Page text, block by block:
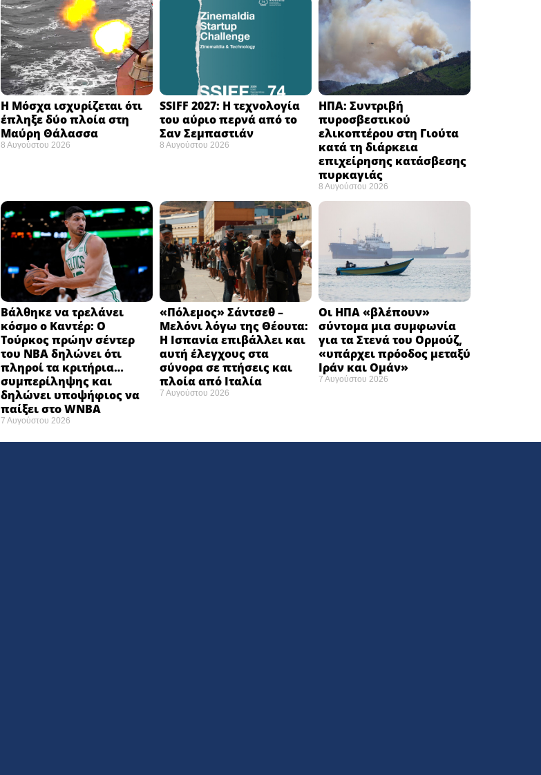
Η Μόσχα ισχυρίζεται ότι
έπληξε δύο πλοία στη
Μαύρη Θάλασσα ​
8 Αυγούστου 2026
SSIFF 2027: Η τεχνολογία
του αύριο περνά από το
Σαν Σεμπαστιάν ​
8 Αυγούστου 2026
ΗΠΑ: Συντριβή
πυροσβεστικού
ελικοπτέρου στη Γιούτα
κατά τη διάρκεια
επιχείρησης κατάσβεσης
πυρκαγιάς ​
8 Αυγούστου 2026
Βάλθηκε να τρελάνει
κόσμο ο Καντέρ: Ο
Τούρκος πρώην σέντερ
του NBA δηλώνει ότι
πληροί τα κριτήρια…
συμπερίληψης και
δηλώνει υποψήφιος να
παίξει στο WNBA
7 Αυγούστου 2026
«Πόλεμος» Σάντσεθ –
Μελόνι λόγω της Θέουτα:
Η Ισπανία επιβάλλει και
αυτή έλεγχους στα
σύνορα σε πτήσεις και
πλοία από Ιταλία
7 Αυγούστου 2026
Οι ΗΠΑ «βλέπουν»
σύντομα μια συμφωνία
για τα Στενά του Ορμούζ,
«υπάρχει πρόοδος μεταξύ
Ιράν και Ομάν»
7 Αυγούστου 2026